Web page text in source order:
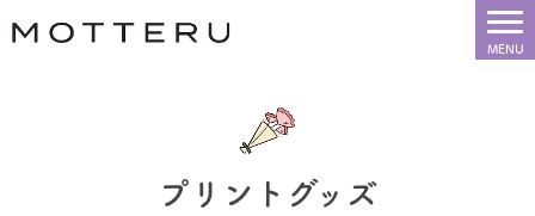
プリントグッズ